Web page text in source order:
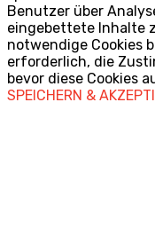
Benutzer über
eingebettete Inhalte
notwendige Cookies
erforderlich, die
bevor diese Cookies
SPEICHERN &